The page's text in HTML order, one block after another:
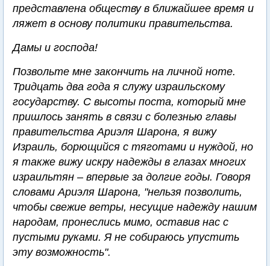
представлена обществу в ближайшее время и
ляжет в основу политики правительства.
Дамы и господа!
Позвольте мне закончить на личной ноте.
Тридцать два года я служу израильскому
государству. С высоты поста, который мне
пришлось занять в связи с болезнью главы
правительства Ариэля Шарона, я вижу
Израиль, борющийся с тяготами и нуждой, но
я также вижу искру надежды в глазах многих
израильтян – впервые за долгие годы. Говоря
словами Ариэля Шарона, "нельзя позволить,
чтобы свежие ветры, несущие надежду нашим
народам, пронеслись мимо, оставив нас с
пустыми руками. Я не собираюсь упустить
эту возможность".